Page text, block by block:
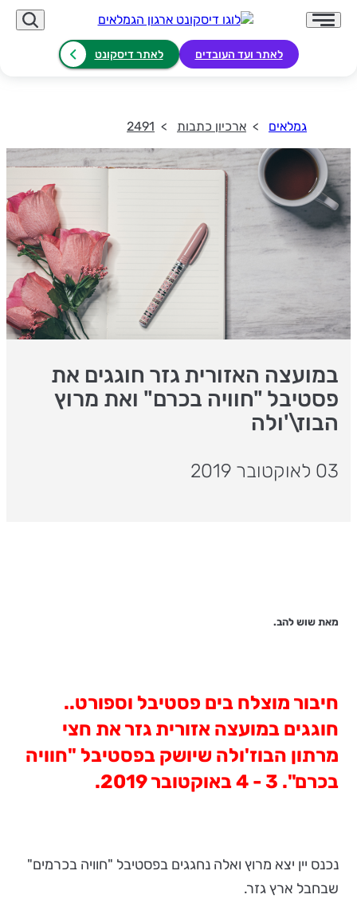
לאתר ועד העובדים לאתר דיסקונט
גמלאים ארכיון כתבות 2491
במועצה האזורית גזר חוגגים את
פסטיבל "חוויה בכרם" ואת מרוץ
הבוז\'ולה
03 לאוקטובר 2019
מאת שוש להב.
חיבור מוצלח בים פסטיבל וספורט..
חוגגים במועצה אזורית גזר את חצי
מרתון הבוז'ולה שיושק בפסטיבל "חוויה
בכרם". 3 - 4 באוקטובר 2019.
נכנס יין יצא מרוץ ואלה נחגגים בפסטיבל "חוויה בכרמים"
שבחבל ארץ גזר.